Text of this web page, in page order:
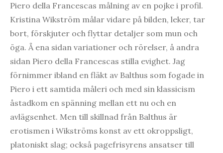
Piero della Francescas målning av en pojke i profil.
Kristina Wikström målar vidare på bilden, leker, tar
bort, förskjuter och flyttar detaljer som mun och
öga. Å ena sidan variationer och rörelser, å andra
sidan Piero della Francescas stilla evighet. Jag
förnimmer ibland en fläkt av Balthus som fogade in
Piero i ett samtida måleri och med sin klassicism
åstadkom en spänning mellan ett nu och en
avlägsenhet. Men till skillnad från Balthus är
erotismen i Wikströms konst av ett okroppsligt,
platoniskt slag; också pagefrisyrens ansatser till